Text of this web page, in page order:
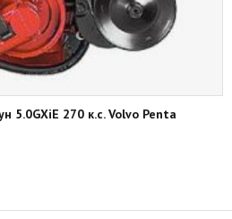
5.0GXiE 270 к.с. Volvo Penta